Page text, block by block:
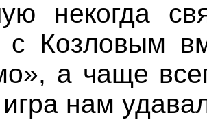
некогда
с Козловым
а чаще
игра нам